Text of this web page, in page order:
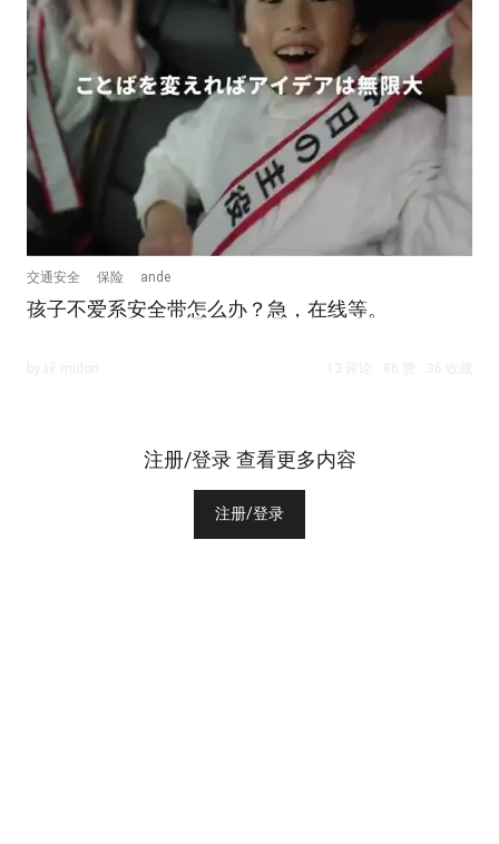
交通安全 保险 ande
孩子不爱系安全带怎么办？急，在线等。
注册/登录 查看更多内容
注册/登录